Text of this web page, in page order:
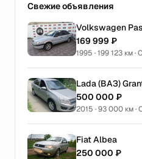
Свежие объявления
Volkswagen
169 999 ₽
1995 · 199 123 км
Lada (ВАЗ)
500 000 ₽
2015 · 93 000 км ·
Fiat Albea
250 000 ₽